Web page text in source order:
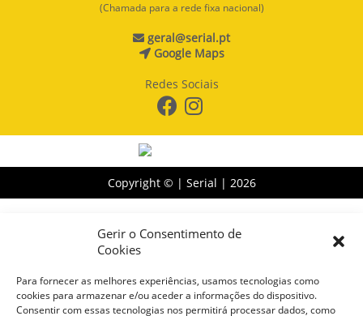
Gerir o Consentimento de
Cookies
Para fornecer as melhores experiências, usamos tecnologias como
cookies para armazenar e/ou aceder a informações do dispositivo.
Consentir com essas tecnologias nos permitirá processar dados, como
(Chamada para a rede fixa nacional)
geral@serial.pt
Google Maps
Redes Sociais
Copyright © | Serial | 2026